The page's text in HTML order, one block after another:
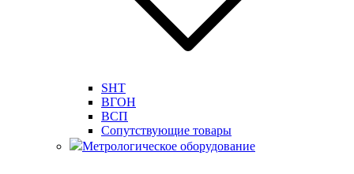
SHT
ВГОН
ВСП
Сопутствующие товары
Метрологическое оборудование